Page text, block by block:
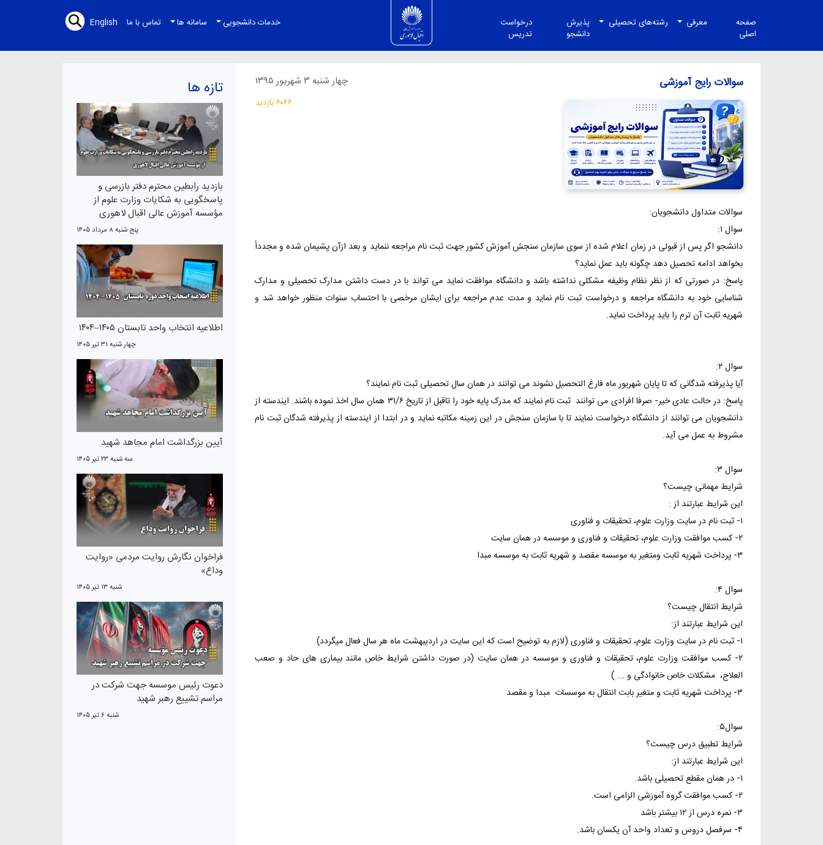
صفحه
اصلی
معرفی رشته‌های تحصیلی
پذیرش
دانشجو
درخواست
تدریس
سوالات رایج آموزشی
خدمات دانشجویی سامانه ها تماس با ما English
سوالات رایج آموزشی چهار شنبه ۳ شهريور ۱۳۹۵
۶۰۶۶ بازدید
سوالات متداول دانشجویان:
سوال ۱:
دانشجو اگر پس از قبولی در زمان اعلام شده از سوی سازمان سنجش آموزش کشور جهت ثبت نام مراجعه ننماید و بعد ازآن پشیمان شده و مجدداً
بخواهد ادامه تحصیل دهد چگونه باید عمل نماید؟
پاسخ: در صورتی که از نظر نظام وظیفه مشکلی نداشته باشد و دانشگاه موافقت نماید می تواند با در دست داشتن مدارک تحصیلی و مدارک
شناسایی خود به دانشگاه مراجعه و درخواست ثبت نام نماید و مدت عدم مراجعه برای ایشان مرخصی با احتساب سنوات منظور خواهد شد و
شهریه ثابت آن ترم را باید پرداخت نماید.
سوال ۲:
آیا پذیرفته شدگانی که تا پایان شهریور ماه فارغ التحصیل نشوند می توانند در همان سال تحصیلی ثبت نام نمایند؟
پاسخ: در حالت عادی خیر- صرفا افرادی می توانند ثبت نام نمایند که مدرک پایه خود را تاقبل از تاریخ ۳۱/۶ همان سال اخذ نموده باشند. ایندسته از
دانشجویان می توانند از دانشگاه درخواست نمایند تا با سازمان سنجش در این زمینه مکاتبه نماید و در ابتدا از ایندسته از پذیرفته شدگان ثبت نام
مشروط به عمل می آید.
سوال ۳:‌
شرایط مهمانی چیست؟
این شرایط عبارتند از :
۱- ثبت نام در سایت وزارت علوم، تحقیقات و فناوری
۲- کسب موافقت وزارت علوم، تحقیقات و فناوری و موسسه در همان سایت
۳- پرداخت شهریه ثابت ومتغیر به موسسه مقصد و شهریه ثابت به موسسه مبدا
سوال ۴:‌
شرایط انتقال چیست؟
این شرایط عبارتند از:
۱- ثبت نام در سایت وزارت علوم، تحقیقات و فناوری (لازم به توضیح است که این سایت در اردیبهشت ماه هر سال فعال میگردد)
۲- کسب موافقت وزارت علوم، تحقیقات و فناوری و موسسه در همان سایت (در صورت داشتن شرایط خاص مانند بیماری های حاد و صعب
العلاج، مشکلات خاص خانوادگی و ... )
۳- پرداخت شهریه ثابت و متغیر بابت انتقال به موسسات مبدا و مقصد
سوال۵:
شرایط تطبیق درس چیست؟
این شرایط عبارتند از:
۱- در همان مقطع تحصیلی باشد.
۲- کسب موافقت گروه آموزشی الزامی است.
۳- نمره درس از ۱۲ بیشتر باشد
۴- سرفصل دروس و تعداد واحد آن یکسان باشد.
تازه ها
بازدید رابطین محترم دفتر بازرسی و
پاسخگویی به شکایات وزارت علوم از
مؤسسه آموزش عالی اقبال لاهوری
پنج شنبه ۸ مرداد ۱۴۰۵
اطلاعیه انتخاب واحد تابستان ۱۴۰۵–۱۴۰۴
چهار شنبه ۳۱ تير ۱۴۰۵
آیین بزرگداشت امام مجاهد شهید
سه شنبه ۲۳ تير ۱۴۰۵
فراخوان نگارش روایت مردمی «روایت
وداع»
شنبه ۱۳ تير ۱۴۰۵
دعوت رئیس موسسه جهت شرکت در
مراسم تشییع رهبر شهید
شنبه ۶ تير ۱۴۰۵